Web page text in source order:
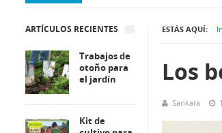
ESTÁS AQUÍ:
Los
Sankara
ARTÍCULOS RECIENTES
Trabajos de
otoño para
el jardín
Kit de